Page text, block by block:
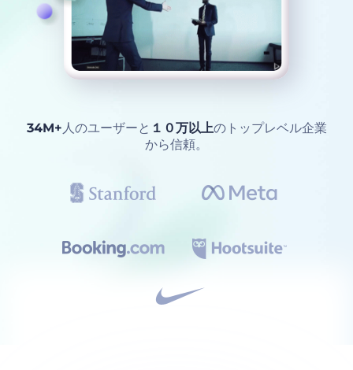
34M+人のユーザーと １０万以上のトップレベル企業
から信頼。